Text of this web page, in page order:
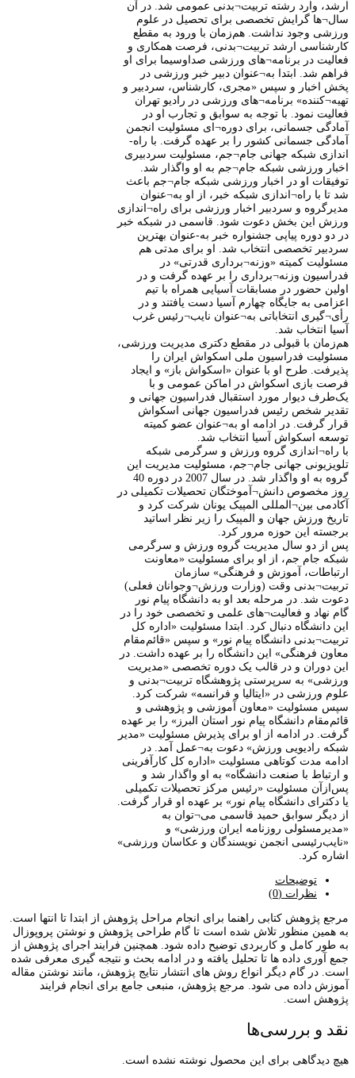
ارشد، وارد رشته تربیت¬بدنی عمومی شد. در آن
سال¬ها گرایش تخصصی برای تحصیل در علوم
ورزشی وجود نداشت. هم‌زمان با ورود به مقطع
کارشناسی ارشد تربیت¬بدنی، فرصت همکاری و
فعالیت در برنامه¬های ورزشی صداوسیما برای او
فراهم شد. ابتدا به¬عنوان دبیر خبر ورزشی در
پخش اخبار و سپس «مجری، کارشناس، سردبیر و
تهیه¬کننده» برنامه¬های ورزشی در رادیو تهران
فعالیت نمود. با توجه به سوابق و تجارب او در
آمادگی جسمانی، برای دوره¬ای مسئولیت انجمن
آمادگی جسمانی کشور را بر عهده گرفت. با راه-
اندازی شبکه جهانی جام¬جم، مسئولیت سردبیری
اخبار ورزشی شبکه جام¬جم به او واگذار شد.
توفیقات او در اخبار ورزشی شبکه جام¬جم باعث
شد تا با راه¬اندازی شبکه خبر، از او به¬عنوان
مدیرگروه و سردبیر اخبار ورزشی برای راه¬اندازی
ورزش این بخش دعوت شود. قاسمی در شبکه خبر
در دو دوره پیاپی جشنواره خبر به-عنوان بهترین
سردبیر تخصصی انتخاب شد. او برای مدتی هم
مسئولیت کمیته «وزنه¬برداری قدرتی» در
فدراسیون وزنه¬برداری را بر عهده گرفت و در
اولین حضور در مسابقات آسیایی همراه با تیم
اعزامی به جایگاه چهارم آسیا دست یافتند و در
رأی¬گیری انتخاباتی به¬عنوان نایب¬رئیس غرب
آسیا انتخاب شد.
هم‌زمان با قبولی در مقطع دکتری مدیریت ورزشی،
مسئولیت فدراسیون ملی اسکواش ایران را
پذیرفت. طرح او با عنوان «اسکواش باز» و ایجاد
فرصت بازی اسکواش در اماکن عمومی و با
یک‌طرف دیوار مورد استقبال فدراسیون جهانی و
تقدیر شخص رئیس فدراسیون جهانی اسکواش
قرار گرفت. در ادامه او به¬عنوان عضو کمیته
توسعه اسکواش آسیا انتخاب شد.
با راه¬اندازی گروه ورزش و سرگرمی شبکه
تلویزیونی جهانی جام¬جم، مسئولیت مدیریت این
گروه به او واگذار شد. در سال 2007 در دوره 40
روز مخصوص دانش¬آموختگان تحصیلات تکمیلی در
آکادمی بین¬المللی المپیک یونان شرکت کرد و
تاریخ ورزش جهان و المپیک را زیر نظر اساتید
برجسته این حوزه مرور کرد.
پس از دو سال مدیریت گروه ورزش و سرگرمی
شبکه جام جم، از او برای مسئولیت «معاونت
ارتباطات، آموزش و فرهنگی» سازمان
تربیت¬بدنی وقت (وزارت ورزش¬وجوانان فعلی)
دعوت شد. در مرحله بعد او به دانشگاه پیام نور
گام نهاد و فعالیت¬های علمی و تخصصی خود را در
این دانشگاه دنبال کرد. ابتدا مسئولیت «اداره کل
تربیت¬بدنی دانشگاه پیام نور» و سپس «قائم‌مقام
معاون فرهنگی» این دانشگاه را بر عهده داشت. در
این دوران و در قالب یک دوره تخصصی «مدیریت
ورزشی» به سرپرستی پژوهشگاه تربیت¬بدنی و
علوم ورزشی در «ایتالیا و فرانسه» شرکت کرد.
سپس مسئولیت «معاون آموزشی و پژوهشی و
قائم‌مقام دانشگاه پیام نور استان البرز» را بر عهده
گرفت. در ادامه از او برای پذیرش مسئولیت «مدیر
شبکه رادیویی ورزش» دعوت به¬عمل آمد. در
ادامه مدت کوتاهی مسئولیت «اداره کل کارآفرینی
و ارتباط با صنعت دانشگاه» به او واگذار شد و
پس‌ازآن مسئولیت «رئیس مرکز تحصیلات تکمیلی
یا دکترای دانشگاه پیام نور» بر عهده او قرار گرفت.
از دیگر سوابق حمید قاسمی می¬توان به
«مدیرمسئولی روزنامه ایران ورزشی» و
«نایب‌رئیسی انجمن نویسندگان و عکاسان ورزشی»
اشاره کرد.
توضیحات
نظرات (0)
مرجع پژوهش کتابی راهنما برای انجام مراحل پژوهش از ابتدا تا انتها است.
به همین منظور تلاش شده است تا گام طراحی پژوهش و نوشتن پروپوزال
به طور کامل و کاربردی توضیح داده شود. همچنین فرایند اجرای پژوهش از
جمع آوری داده ها تا تحلیل یافته و در ادامه بحث و نتیجه گیری معرفی شده
است. در گام دیگر انواع روش های انتشار نتایج پژوهش، مانند نوشتن مقاله
آموزش داده می شود. مرجع پژوهش، منبعی جامع برای انجام فرایند
پژوهش است.
نقد و بررسی‌ها
هیچ دیدگاهی برای این محصول نوشته نشده است.